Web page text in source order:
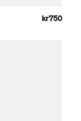
kr750